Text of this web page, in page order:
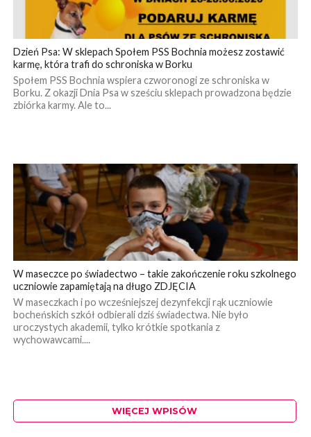
Dzień Psa: W sklepach Społem PSS Bochnia możesz zostawić
karmę, która trafi do schroniska w Borku
Społem PSS Bochnia wspiera czworonogi ze schroniska w
Borku. Z okazji Dnia Psa w sześciu sklepach prowadzona będzie
zbiórka karmy. Ale to...
W maseczce po świadectwo – takie zakończenie roku szkolnego
uczniowie zapamiętają na długo ZDJĘCIA
W maseczkach i po wcześniejszej dezynfekcji rąk uczniowie
bocheńskich szkół odbierali dziś świadectwa. Nie było
uroczystych akademii, tylko krótkie spotkania z
wychowawcami....
WIĘCEJ WPISÓW